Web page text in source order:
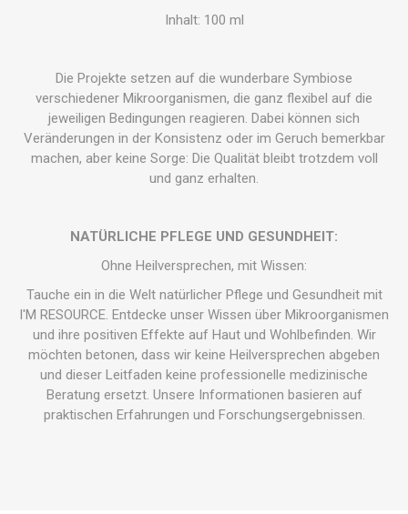
Inhalt: 100 ml
Die Projekte setzen auf die wunderbare Symbiose
verschiedener Mikroorganismen, die ganz flexibel auf die
jeweiligen Bedingungen reagieren. Dabei können sich
Veränderungen in der Konsistenz oder im Geruch bemerkbar
machen, aber keine Sorge: Die Qualität bleibt trotzdem voll
und ganz erhalten.
NATÜRLICHE PFLEGE UND GESUNDHEIT:
Ohne Heilversprechen, mit Wissen:
Tauche ein in die Welt natürlicher Pflege und Gesundheit mit
I'M RESOURCE. Entdecke unser Wissen über Mikroorganismen
und ihre positiven Effekte auf Haut und Wohlbefinden. Wir
möchten betonen, dass wir keine Heilversprechen abgeben
und dieser Leitfaden keine professionelle medizinische
Beratung ersetzt. Unsere Informationen basieren auf
praktischen Erfahrungen und Forschungsergebnissen.